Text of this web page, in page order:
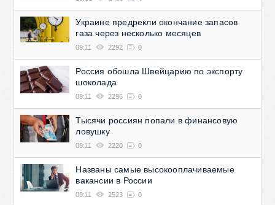
Украине предрекли окончание запасов
газа через несколько месяцев
09:11 2292 0
Россия обошла Швейцарию по экспорту
шоколада
09:11 2296 0
Тысячи россиян попали в финансовую
ловушку
09:11 2220 0
Названы самые высокооплачиваемые
вакансии в России
09:11 2523 0